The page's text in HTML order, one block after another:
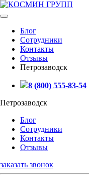
Блог
Сотрудники
Контакты
Отзывы
Петрозаводск
8 (800) 555-83-54
Петрозаводск
Блог
Сотрудники
Контакты
Отзывы
заказать звонок